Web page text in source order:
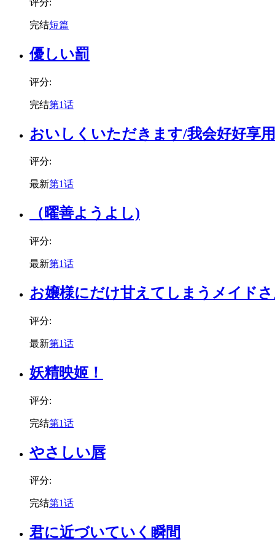
完结短篇
優しい罰
评分:
完结第1话
おいしくいただきます/我会好好享
评分:
最新第1话
（曜善ようよし)
评分:
最新第1话
お嬢様にだけ甘えてしまうメイド
评分:
最新第1话
妖精映姬！
评分:
完结第1话
やさしい唇
评分:
完结第1话
君に近づいていく瞬間